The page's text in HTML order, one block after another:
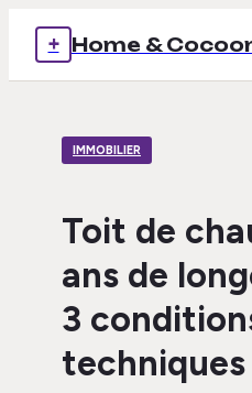
+ Home &
IMMOBILIER
Toit de
ans de
3
techniques